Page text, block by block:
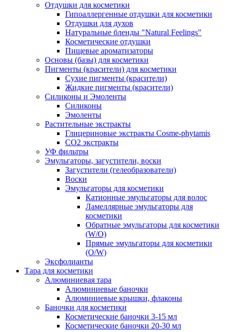
Отдушки для косметики
Гипоаллергенные отдушки для косметики
Отдушки для духов
Натуральные бленды "Natural Feelings"
Косметические отдушки
Пищевые ароматизаторы
Основы (базы) для косметики
Пигменты (красители) для косметики
Сухие пигменты (красители)
Жидкие пигменты (красители)
Силиконы и Эмоленты
Силиконы
Эмоленты
Растительные экстракты
Глицериновые экстракты Cosme-phytamis
СО2 экстракты
УФ фильтры
Эмульгаторы, загустители, воски
Загустители (гелеобразователи)
Воски
Эмульгаторы для косметики
Катионные эмульгаторы для волос
Ламеллярные эмульгаторы для
косметики
Обратные эмульгаторы для косметики
(W/O)
Прямые эмульгаторы для косметики
(O/W)
Эксфолианты
Тара для косметики
Алюминиевая тара
Алюминиевые баночки
Алюминиевые крышки, флаконы
Баночки для косметики
Косметические баночки 3-15 мл
Косметические баночки 20-30 мл